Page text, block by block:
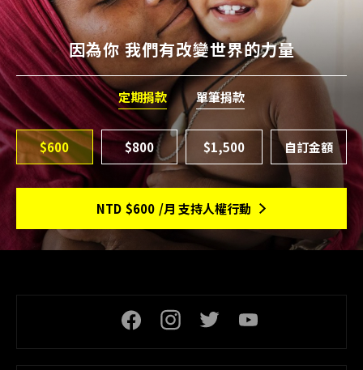
因為你 我們有改變世界的力量
定期捐款 單筆捐款
$600 $800 $1,500
NTD $600 /月 支持人權行動
頁尾社交連結